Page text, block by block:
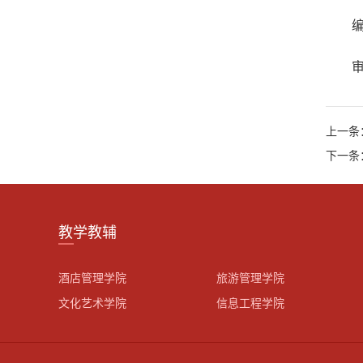
上一
下一条
教学教辅
酒店管理学院
旅游管理学院
文化艺术学院
信息工程学院